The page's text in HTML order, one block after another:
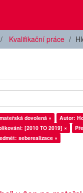
Kvalifikační práce
dovolená × Autor:
[2010 TO 2019] ×
seberealizace ×